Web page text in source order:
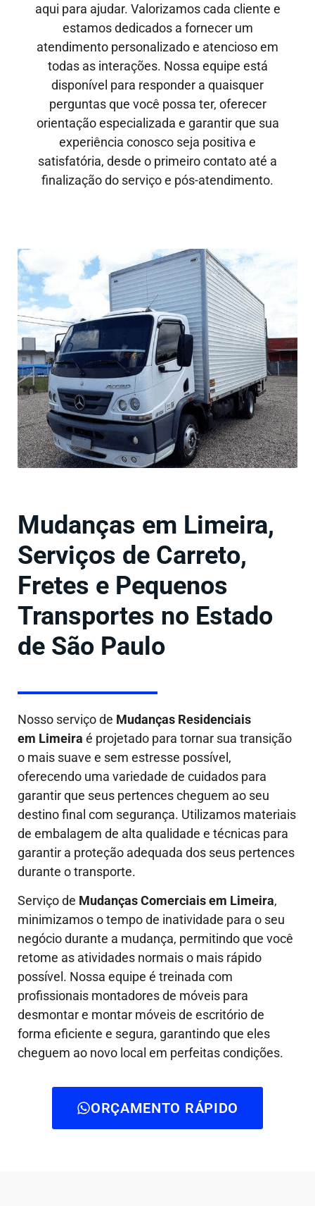
aqui para ajudar. Valorizamos cada cliente e
estamos dedicados a fornecer um
atendimento personalizado e atencioso em
todas as interações. Nossa equipe está
disponível para responder a quaisquer
perguntas que você possa ter, oferecer
orientação especializada e garantir que sua
experiência conosco seja positiva e
satisfatória, desde o primeiro contato até a
finalização do serviço e pós-atendimento.
Mudanças em Limeira,
Serviços de Carreto,
Fretes e Pequenos
Transportes no Estado
de São Paulo
Nosso serviço de Mudanças Residenciais
em Limeira é projetado para tornar sua transição
o mais suave e sem estresse possível,
oferecendo uma variedade de cuidados para
garantir que seus pertences cheguem ao seu
destino final com segurança. Utilizamos materiais
de embalagem de alta qualidade e técnicas para
garantir a proteção adequada dos seus pertences
durante o transporte.
Serviço de Mudanças Comerciais em Limeira,
minimizamos o tempo de inatividade para o seu
negócio durante a mudança, permitindo que você
retome as atividades normais o mais rápido
possível. Nossa equipe é treinada com
profissionais montadores de móveis para
desmontar e montar móveis de escritório de
forma eficiente e segura, garantindo que eles
cheguem ao novo local em perfeitas condições.
ORÇAMENTO RÁPIDO